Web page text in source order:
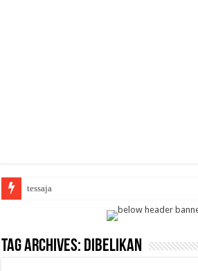
tessaja
Tag Archives: dibelikan